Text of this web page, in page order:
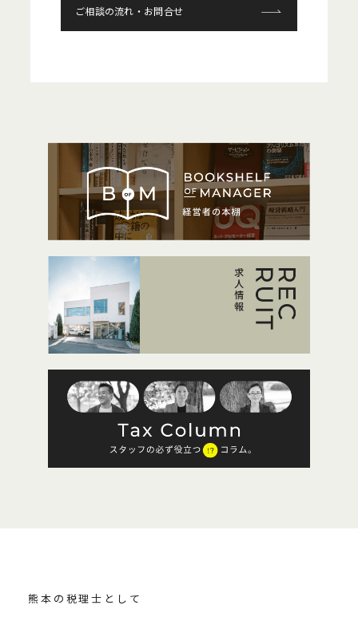
ご相談の流れ・お問合せ
熊本の税理士として